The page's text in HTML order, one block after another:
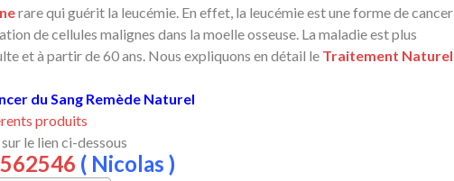
rare qui guérit la leucémie. En effet, la leucémie est une forme de cancer
de cellules malignes dans la moelle osseuse. La maladie est plus
et à partir de 60 ans. Nous expliquons en détail le Traitement Naturel
du Sang Remède Naturel
produits
le lien ci-dessous
( Nicolas )